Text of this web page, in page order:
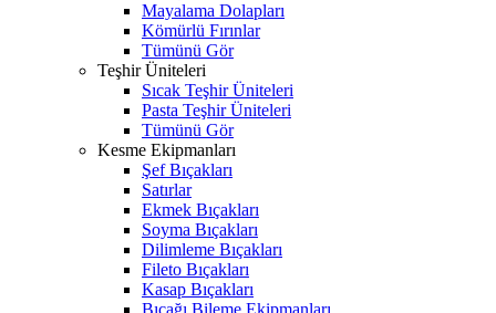
Mayalama Dolapları
Kömürlü Fırınlar
Tümünü Gör
Teşhir Üniteleri
Sıcak Teşhir Üniteleri
Pasta Teşhir Üniteleri
Tümünü Gör
Kesme Ekipmanları
Şef Bıçakları
Satırlar
Ekmek Bıçakları
Soyma Bıçakları
Dilimleme Bıçakları
Fileto Bıçakları
Kasap Bıçakları
Bıçağı Bileme Ekipmanları